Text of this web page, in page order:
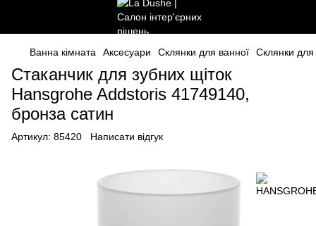
Ванна кімната Аксесуари Склянки для ванної Склянки для
Стаканчик для зубних щіток
Hansgrohe Addstoris 41749140,
бронза сатин
Артикул: 85420 Написати відгук